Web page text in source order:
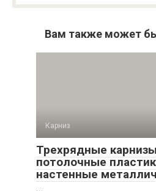
Вам также может
Карниз
Трехрядные
потолочные
настенные